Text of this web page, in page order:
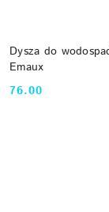
Dysza do
Emaux
Cena:
76.00